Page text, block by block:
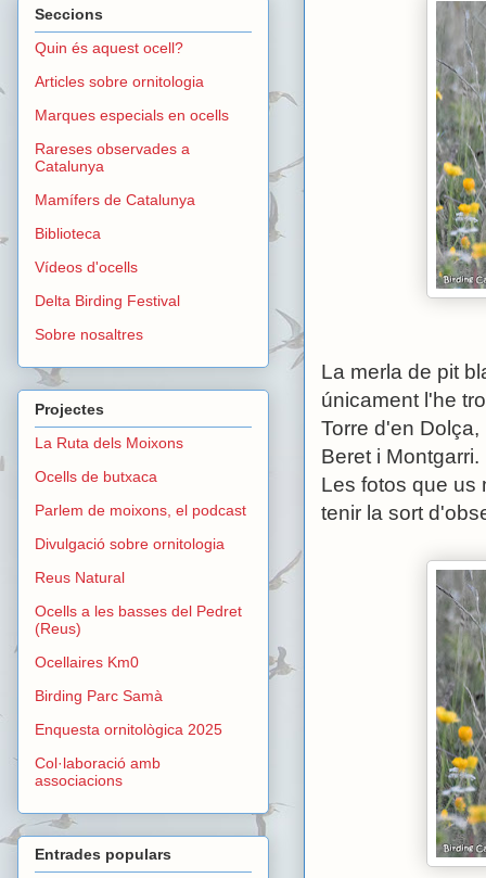
La merla de pit
únicament l'he
Torre d'en
Beret i Montgarri.
Les fotos que us
tenir la sort
Seccions
Quin és aquest ocell?
Articles sobre ornitologia
Marques especials en ocells
Rareses observades a
Catalunya
Mamífers de Catalunya
Biblioteca
Vídeos d'ocells
Delta Birding Festival
Sobre nosaltres
Projectes
La Ruta dels Moixons
Ocells de butxaca
Parlem de moixons, el podcast
Divulgació sobre ornitologia
Reus Natural
Ocells a les basses del Pedret
(Reus)
Ocellaires Km0
Birding Parc Samà
Enquesta ornitològica 2025
Col·laboració amb
associacions
Entrades populars